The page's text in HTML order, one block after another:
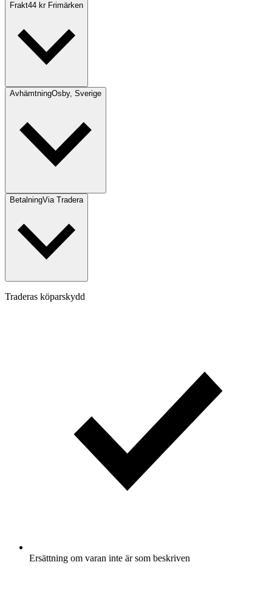
Frakt44 kr Frimärken
AvhämtningOsby, Sverige
BetalningVia Tradera
Traderas köparskydd
Ersättning om varan inte är som beskriven